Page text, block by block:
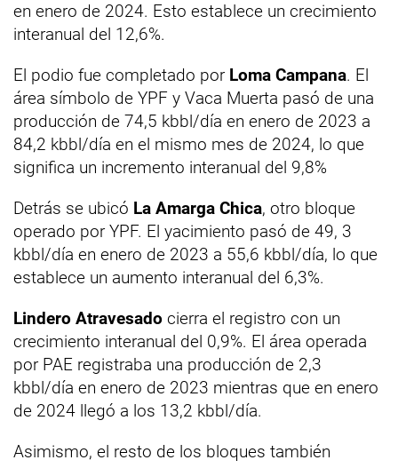
en enero de 2024. Esto establece un crecimiento
interanual del 12,6%.
El podio fue completado por Loma Campana. El
área símbolo de YPF y Vaca Muerta pasó de una
producción de 74,5 kbbl/día en enero de 2023 a
84,2 kbbl/día en el mismo mes de 2024, lo que
significa un incremento interanual del 9,8%
Detrás se ubicó La Amarga Chica, otro bloque
operado por YPF. El yacimiento pasó de 49, 3
kbbl/día en enero de 2023 a 55,6 kbbl/día, lo que
establece un aumento interanual del 6,3%.
Lindero Atravesado cierra el registro con un
crecimiento interanual del 0,9%. El área operada
por PAE registraba una producción de 2,3
kbbl/día en enero de 2023 mientras que en enero
de 2024 llegó a los 13,2 kbbl/día.
Asimismo, el resto de los bloques también